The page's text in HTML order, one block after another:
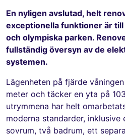
En nyligen avslutad, helt
exceptionella funktioner är
och olympiska parken.
fullständig översyn av de
systemen.
Lägenheten på fjärde
meter och täcker en yta på
utrymmena har helt
moderna standarder,
sovrum, två badrum, ett